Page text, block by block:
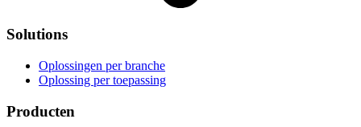
Solutions
Oplossingen per branche
Oplossing per toepassing
Producten